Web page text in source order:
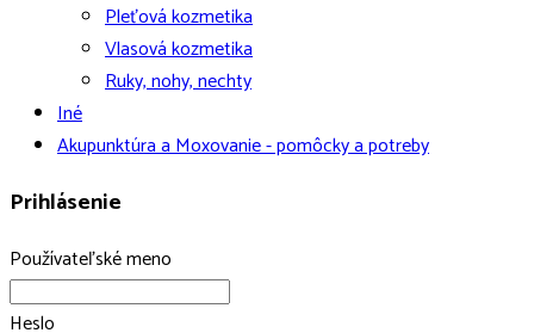
Pleťová kozmetika
Vlasová kozmetika
Ruky, nohy, nechty
Iné
Akupunktúra a Moxovanie - pomôcky a potreby
Prihlásenie
Používateľské meno
Heslo